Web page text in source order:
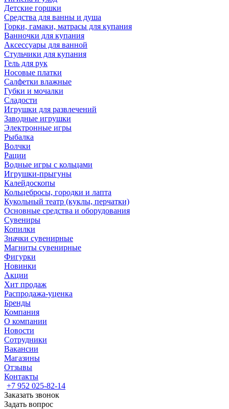
Детские горшки
Средства для ванны и душа
Горки, гамаки, матрасы для купания
Ванночки для купания
Аксессуары для ванной
Стульчики для купания
Гель для рук
Носовые платки
Салфетки влажные
Губки и мочалки
Сладости
Игрушки для развлечений
Заводные игрушки
Электронные игры
Рыбалка
Волчки
Рации
Водные игры с кольцами
Игрушки-прыгуны
Калейдоскопы
Кольцебросы, городки и лапта
Кукольный театр (куклы, перчатки)
Основные средства и оборудования
Сувениры
Копилки
Значки сувенирные
Магниты сувенирные
Фигурки
Новинки
Акции
Хит продаж
Распродажа-уценка
Бренды
Компания
О компании
Новости
Сотрудники
Вакансии
Магазины
Отзывы
Контакты
+7 952 025-82-14
Заказать звонок
Задать вопрос